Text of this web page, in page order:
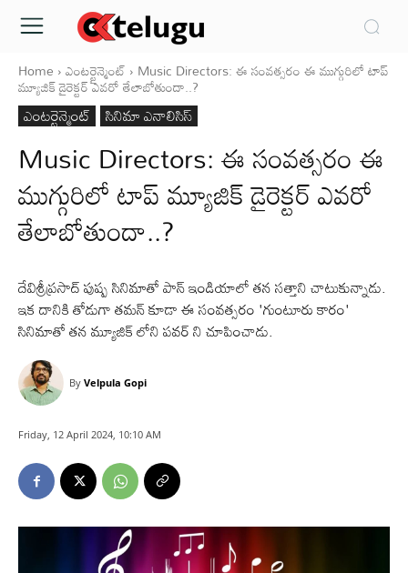
Home ఎంటర్టైన్మెంట్ Music Directors: ఈ సంవత్సరం ఈ ముగ్గురిలో టాప్
మ్యూజిక్ డైరెక్టర్ ఎవరో తేలాబోతుందా..?
ఎంటర్టైన్మెంట్ సినిమా ఎనాలిసిస్
Music Directors: ఈ సంవత్సరం ఈ
ముగ్గురిలో టాప్ మ్యూజిక్ డైరెక్టర్ ఎవరో
తేలాబోతుందా..?
దేవిశ్రీప్రసాద్ పుష్ప సినిమాతో పాన్ ఇండియాలో తన సత్తాని చాటుకున్నాడు.
ఇక దానికి తోడుగా తమన్ కూడా ఈ సంవత్సరం 'గుంటూరు కారం'
సినిమాతో తన మ్యూజిక్ లోని పవర్ ని చూపించాడు.
By Velpula Gopi
Friday, 12 April 2024, 10:10 AM